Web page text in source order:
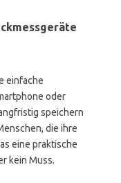
einfache
oder
speichern
die ihre
eine praktische
kein Muss.